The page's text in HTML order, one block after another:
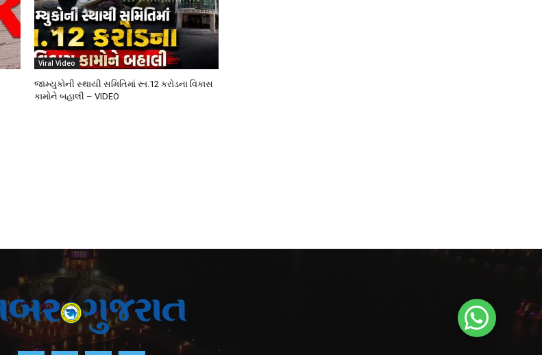
Viral Video
જામ્યુકોની સ્થાયી સમિતિમાં રૂા.12 કરોડના વિકાસ
કામોને બહાલી – VIDEO